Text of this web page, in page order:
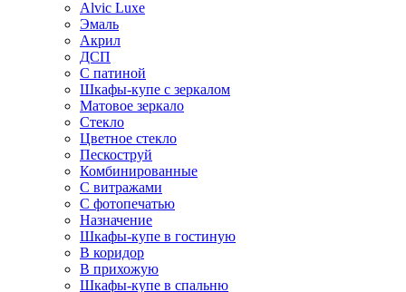
Alvic Luxe
Эмаль
Акрил
ДСП
С патиной
Шкафы-купе с зеркалом
Матовое зеркало
Стекло
Цветное стекло
Пескоструй
Комбинированные
С витражами
С фотопечатью
Назначение
Шкафы-купе в гостиную
В коридор
В прихожую
Шкафы-купе в спальню